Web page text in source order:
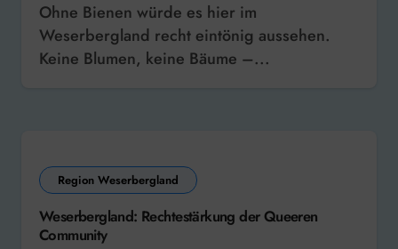
Ohne Bienen würde es hier im
Weserbergland recht eintönig aussehen.
Keine Blumen, keine Bäume –...
Region Weserbergland
Weserbergland: Rechtestärkung der Queeren
Community